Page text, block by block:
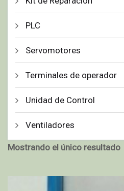
PLC
Servomotores
Terminales de operador
Unidad de Control
Ventiladores
Mostrando el único resultado